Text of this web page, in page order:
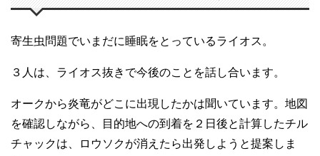
寄生虫問題でいまだに睡眠をとっているライオス。
３人は、ライオス抜きで今後のことを話し合います。
オークから炎竜がどこに出現したかは聞いています。地図
を確認しながら、目的地への到着を２日後と計算したチル
チャックは、ロウソクが消えたら出発しようと提案しま